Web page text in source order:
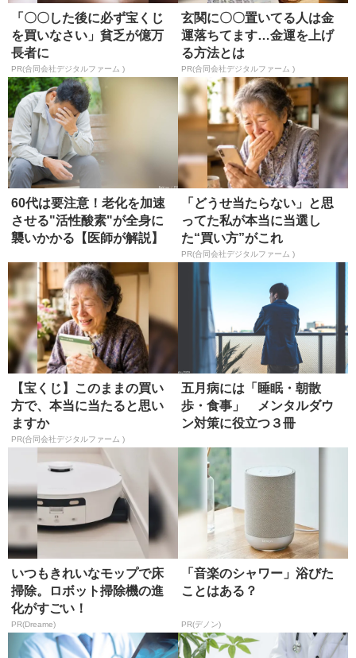
「〇〇した後に必ず宝くじ
を買いなさい」貧乏が億万
長者に
PR(合同会社デジタルファーム )
玄関に〇〇置いてる人は金
運落ちてます…金運を上げ
る方法とは
PR(合同会社デジタルファーム )
60代は要注意！老化を加速
させる"活性酸素"が全身に
襲いかかる【医師が解説】
「どうせ当たらない」と思
ってた私が本当に当選し
た“買い方”がこれ
PR(合同会社デジタルファーム )
【宝くじ】このままの買い
方で、本当に当たると思い
ますか
PR(合同会社デジタルファーム )
五月病には「睡眠・朝散
歩・食事」 メンタルダウ
ン対策に役立つ３冊
いつもきれいなモップで床
掃除。ロボット掃除機の進
化がすごい！
PR(Dreame)
「音楽のシャワー」浴びた
ことはある？
PR(デノン)